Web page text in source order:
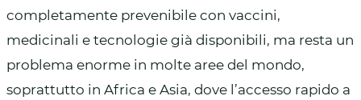
completamente prevenibile con vaccini,
medicinali e tecnologie già disponibili, ma resta un
problema enorme in molte aree del mondo,
soprattutto in Africa e Asia, dove l’accesso rapido a